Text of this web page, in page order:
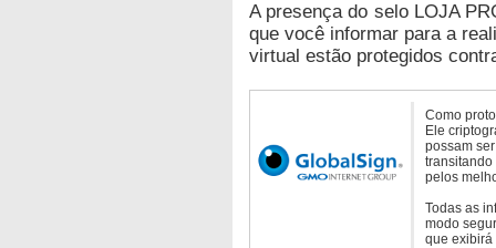
A presença do selo LOJA
que você informar para a
virtual estão protegidos
Como
Ele
possam
transitando
pelos
Todas as
modo
que exibirá